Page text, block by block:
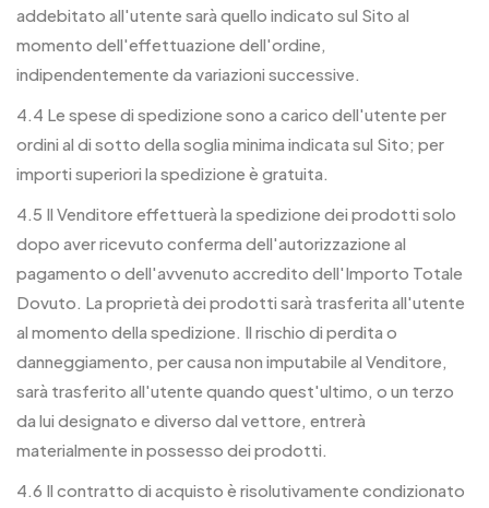
addebitato all'utente sarà quello indicato sul Sito al
momento dell'effettuazione dell'ordine,
indipendentemente da variazioni successive.
4.4 Le spese di spedizione sono a carico dell'utente per
ordini al di sotto della soglia minima indicata sul Sito; per
importi superiori la spedizione è gratuita.
4.5 Il Venditore effettuerà la spedizione dei prodotti solo
dopo aver ricevuto conferma dell'autorizzazione al
pagamento o dell'avvenuto accredito dell'Importo Totale
Dovuto. La proprietà dei prodotti sarà trasferita all'utente
al momento della spedizione. Il rischio di perdita o
danneggiamento, per causa non imputabile al Venditore,
sarà trasferito all'utente quando quest'ultimo, o un terzo
da lui designato e diverso dal vettore, entrerà
materialmente in possesso dei prodotti.
4.6 Il contratto di acquisto è risolutivamente condizionato